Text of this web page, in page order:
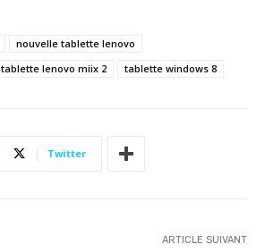
nouvelle tablette lenovo
tablette lenovo miix 2 tablette windows 8
Twitter
ARTICLE SUIVANT